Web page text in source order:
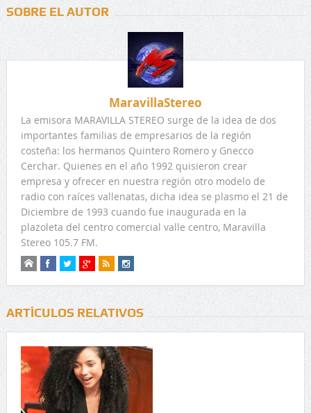
SOBRE EL AUTOR
MaravillaStereo
La emisora MARAVILLA STEREO surge de la idea de dos
importantes familias de empresarios de la región
costeña: los hermanos Quintero Romero y Gnecco
Cerchar. Quienes en el año 1992 quisieron crear
empresa y ofrecer en nuestra región otro modelo de
radio con raíces vallenatas, dicha idea se plasmo el 21 de
Diciembre de 1993 cuando fue inaugurada en la
plazoleta del centro comercial valle centro, Maravilla
Stereo 105.7 FM.
ARTÍCULOS RELATIVOS